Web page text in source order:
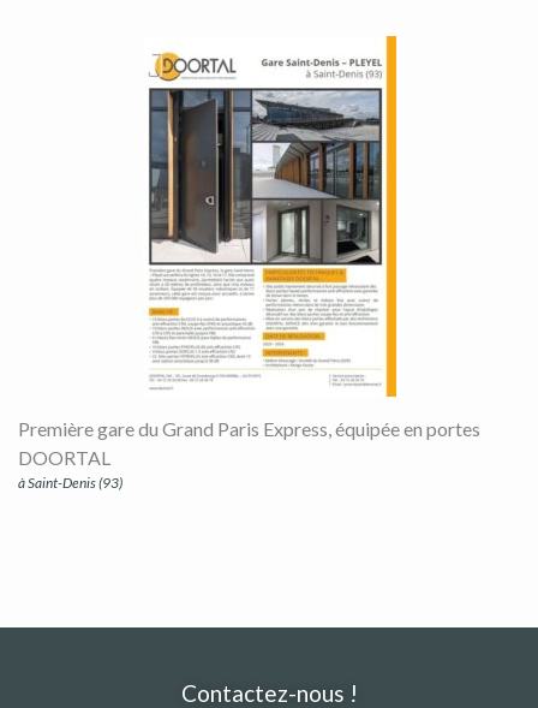
Première gare du Grand Paris Express, équipée en portes
DOORTAL
à Saint-Denis (93)
Contactez-nous !